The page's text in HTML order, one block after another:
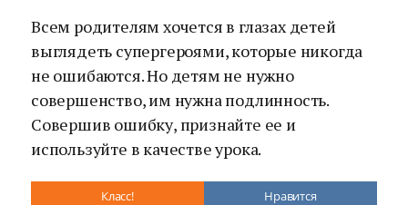
Всем родителям хочется в глазах детей
выглядеть супергероями, которые никогда
не ошибаются. Но детям не нужно
совершенство, им нужна подлинность.
Совершив ошибку, признайте ее и
используйте в качестве урока.
Класс! Нравится